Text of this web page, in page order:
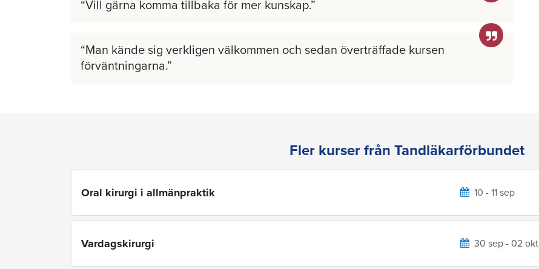
Vill gärna komma tillbaka för mer kunskap.
Man kände sig verkligen välkommen och sedan överträffade kursen
förväntningarna.
Fler kurser från Tandläkarförbundet
Oral kirurgi i allmänpraktik 10 - 11 sep
Vardagskirurgi 30 sep - 02 okt